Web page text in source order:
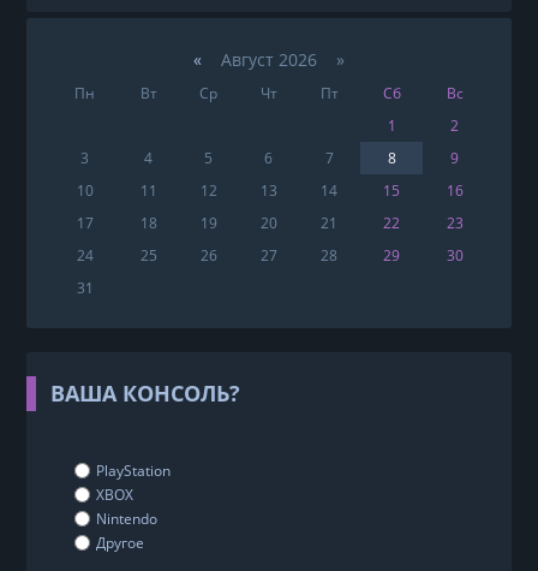
«Август 2026 »
Пн Вт Ср Чт Пт Сб
Вс
1
2
3
4 5 6 7 8
9
10
11 12 13 14 15
16
17
18 19 20 21 22
23
24
25 26 27 28 29
30
31
ВАША КОНСОЛЬ?
PlayStation
XBOX
Nintendo
Другое